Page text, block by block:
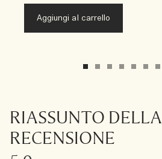
Aggiungi al carrello
RIASSUNTO DELLA
RECENSIONE